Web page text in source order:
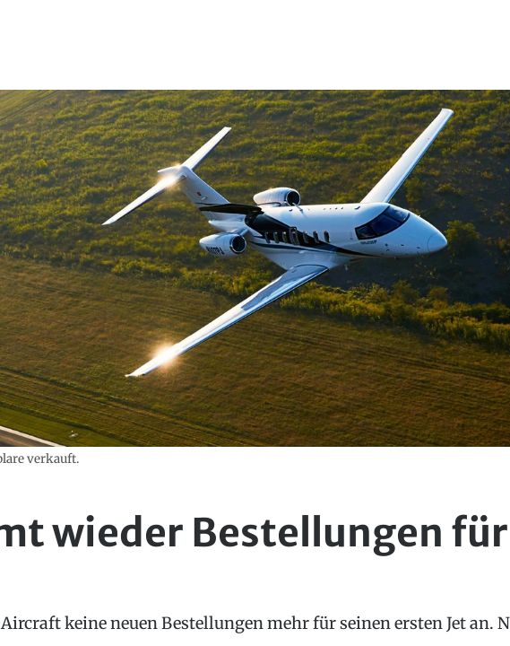
verkauft.
wieder Bestellungen für
keine neuen Bestellungen mehr für seinen ersten Jet an.